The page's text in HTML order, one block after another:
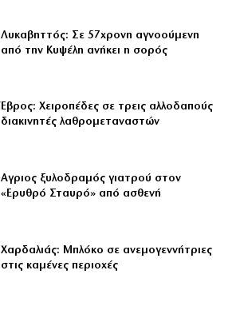
Λυκαβηττός: Σε 57χρονη αγνοούμενη
από την Κυψέλη ανήκει η σορός
Έβρος: Χειροπέδες σε τρεις αλλοδαπούς
διακινητές λαθρομεταναστών
Αγριος ξυλοδραμός γιατρού στον
«Ερυθρό Σταυρό» από ασθενή
Χαρδαλιάς: Μπλόκο σε ανεμογεννήτριες
στις καμένες περιοχές